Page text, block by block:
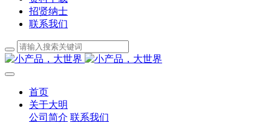
招贤纳士
联系我们
首页
关于大明
公司简介 联系我们